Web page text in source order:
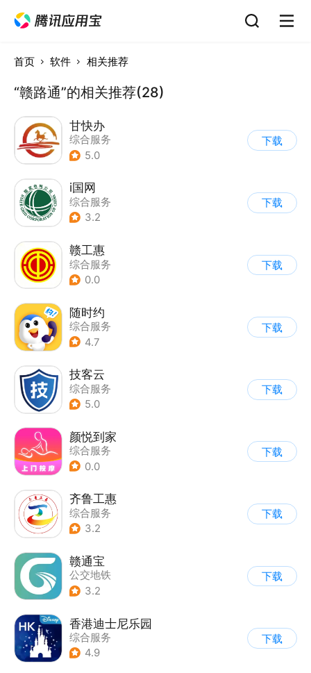
首页 软件 相关推荐
“赣路通”的相关推荐(28)
甘快办
综合服务
5.0
下载
i国网
综合服务
3.2
下载
赣工惠
综合服务
0.0
下载
随时约
综合服务
4.7
下载
技客云
综合服务
5.0
下载
颜悦到家
综合服务
0.0
下载
齐鲁工惠
综合服务
3.2
下载
赣通宝
公交地铁
3.2
下载
香港迪士尼乐园
综合服务
4.9
下载